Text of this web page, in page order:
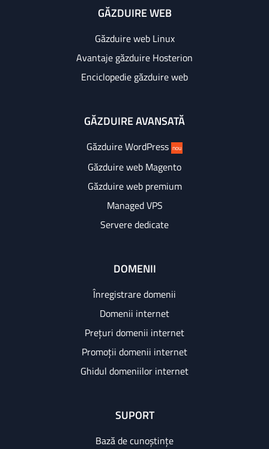
GĂZDUIRE WEB
Găzduire web Linux
Avantaje găzduire Hosterion
Enciclopedie găzduire web
GĂZDUIRE AVANSATĂ
Găzduire WordPress nou
Găzduire web Magento
Găzduire web premium
Managed VPS
Servere dedicate
DOMENII
Înregistrare domenii
Domenii internet
Prețuri domenii internet
Promoții domenii internet
Ghidul domeniilor internet
SUPORT
Bază de cunoștințe